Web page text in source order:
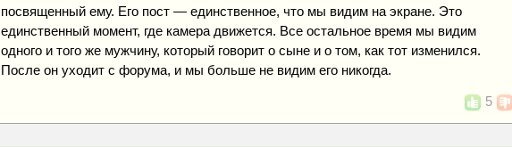
посвященный ему. Его пост — единственное, что мы видим на экране. Это
единственный момент, где камера движется. Все остальное время мы видим
одного и того же мужчину, который говорит о сыне и о том, как тот изменился.
После он уходит с форума, и мы больше не видим его никогда.
5